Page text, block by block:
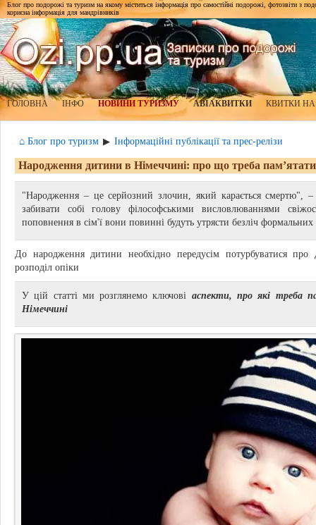
Блог про подорожі та туризм на якому міститься інформація про самостійні подорожі, фотозвіти з
корисна інформація для мандрівників
ГОЛОВНА ІНФО НОВИНИ ТУРИЗМУ АВІАКВИТКИ КВИТКИ
⌂ Блог про туризм ▶ Інформаційні публікації та прес-релізи
Народження дитини в Німеччині: про що треба пам’ятати
"Народження – це серйозний злочин, який карається смертю",
забивати собі голову філософськими висловлюваннями
поповнення в сім'ї вони повинні будуть утрясти безліч
До народження дитини необхідно передусім потурбуватися про
розподіл опіки
У цій статті ми розглянемо ключові аспекти, про які треба
Німеччині